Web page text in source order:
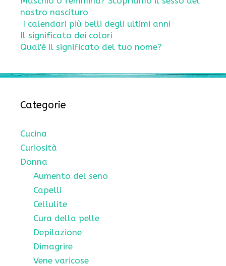
nostro nascituro
I calendari più belli degli ultimi anni
Il significato dei colori
Qual'è il significato del tuo nome?
Categorie
Cucina
Curiosità
Donna
Aumento del seno
Capelli
Cellulite
Cura della pelle
Depilazione
Dimagrire
Vene varicose